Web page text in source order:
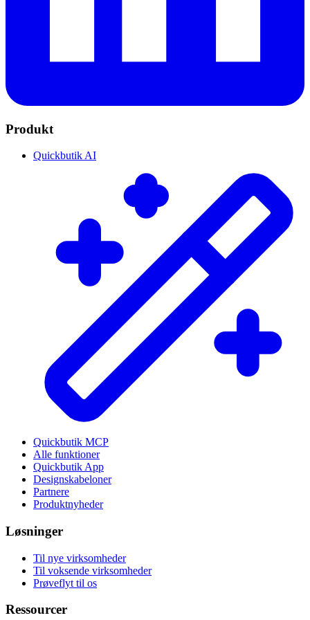
Produkt
Quickbutik AI
Quickbutik MCP
Alle funktioner
Quickbutik App
Designskabeloner
Partnere
Produktnyheder
Løsninger
Til nye virksomheder
Til voksende virksomheder
Prøveflyt til os
Ressourcer